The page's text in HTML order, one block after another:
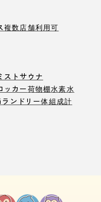
複数店舗利用可
ストサウナ
ッカー荷物棚水素水
ランドリー体組成計